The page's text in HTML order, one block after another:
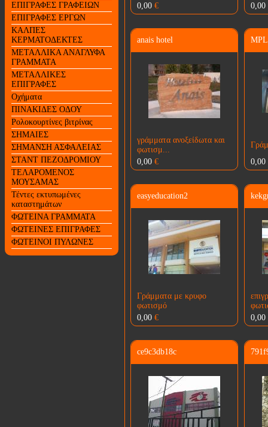
ΕΠΙΓΡΑΦΕΣ ΓΡΑΦΕΙΩΝ
ΕΠΙΓΡΑΦΕΣ ΕΡΓΩΝ
ΚΑΛΠΕΣ
ΚΕΡΜΑΤΟΔΕΚΤΕΣ
ΜΕΤΑΛΛΙΚΑ ΑΝΑΓΛΥΦΑ
ΓΡΑΜΜΑΤΑ
ΜΕΤΑΛΛΙΚΕΣ
ΕΠΙΓΡΑΦΕΣ
Οχήματα
ΠΙΝΑΚΙΔΕΣ ΟΔΟΥ
Ρολοκουρτίνες βιτρίνας
ΣΗΜΑΙΕΣ
ΣΗΜΑΝΣΗ ΑΣΦΑΛΕΙΑΣ
ΣΤΑΝΤ ΠΕΖΟΔΡΟΜΙΟΥ
ΤΕΛΑΡΟΜΕΝΟΣ
ΜΟΥΣΑΜΑΣ
Τέντες εκτυπωμένες
καταστημάτων
ΦΩΤΕΙΝΑ ΓΡΑΜΜΑΤΑ
ΦΩΤΕΙΝΕΣ ΕΠΙΓΡΑΦΕΣ
ΦΩΤΕΙΝΟΙ ΠΥΛΩΝΕΣ
0,00 €
0,00
anais hotel
γράμματα ανοξείδωτα και
φωτισμ...
0,00 €
0,00
easyeducation2
Γράμματα με κρυφο
φωτισμό
0,00 €
0,00
ce9c3db18c